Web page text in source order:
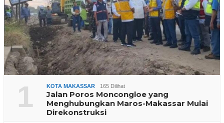
1 KOTA MAKASSAR 165 Dilihat
Jalan Poros Moncongloe yang
Menghubungkan Maros-Makassar Mulai
Direkonstruksi